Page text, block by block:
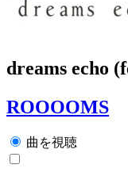
dreams echo
ROOOOMS
曲を視聴